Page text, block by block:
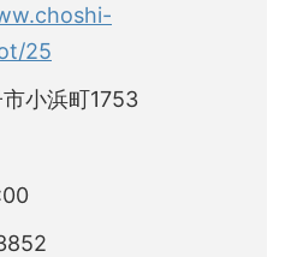
25
小浜町1753